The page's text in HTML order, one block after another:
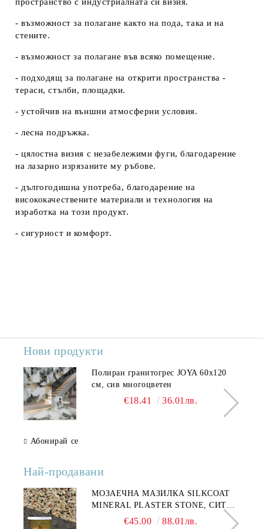
- възможност за полагане както на пода, така и на
стените.
- възможност за полагане във всяко помещение.
- подходящ за полагане на открити пространства -
тераси, стълби, площадки.
- устойчив на външни атмосферни условия.
- лесна подръжка.
- цялостна визия с незабележими фуги, благодарение
на лазарно изрязаните му ръбове.
- дългогодишна употреба, благодарение на
висококачествените материали и технология на
изработка на този продукт.
- сигурност и комфорт.
Нови продукти
Полиран гранитогрес JOYA 60x120
см, сив многоцветен
€18.41 36.01лв.
Абонирай се
Най-продавани
МОЗАЕЧНА МАЗИЛКА SILKCOAT
MINERAL PLASTER STONE, СИТЕН
КАМЪК 406 25КГ
€45.00 88.01лв.